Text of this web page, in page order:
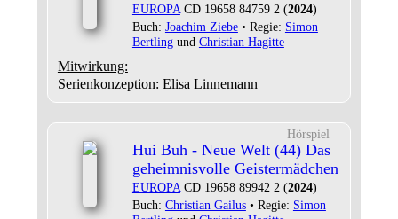
EUROPACD 19658 84759 2 (2024)
Buch: Joachim Ziebe• Regie: Simon
Bertlingund Christian Hagitte
Mitwirkung:
Serienkonzeption: Elisa Linnemann
Hörspiel
Hui Buh - Neue Welt (44) Das
geheimnisvolle Geistermädchen
EUROPACD 19658 89942 2 (2024)
Buch: Christian Gailus• Regie: Simon